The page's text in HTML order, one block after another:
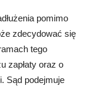
pomimo
zdecydować się
tego
zapłaty oraz o
Sąd podejmuje